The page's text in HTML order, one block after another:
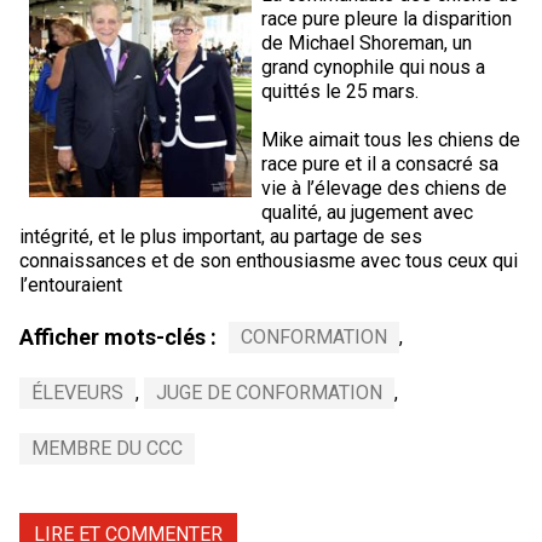
Corgi gallois (Cardigan)
Corgi gallois (Pembroke)
Pumi
Rhodesian ridgeback
Lévrier persan
Shikoku
Chien nu du Pérou (Perro Sin Pelo Del Peru)
Épagneul des champs
Épagneul français
Épagneul d’eau irlandais
Épagneul springer gallois
Terrier wheaten à poil doux
Bull terrier du Staffordshire
Terrier gallois
Terrier blanc du West Highland
Mâtin napolitain
Terre-Neuve
Chien d’eau portugais
Samoyède
race pure pleure la disparition
de Michael Shoreman, un
grand cynophile qui nous a
quittés le 25 mars.
Mike aimait tous les chiens de
race pure et il a consacré sa
vie à l’élevage des chiens de
qualité, au jugement avec
intégrité, et le plus important, au partage de ses
connaissances et de son enthousiasme avec tous ceux qui
l’entouraient
Afficher mots-clés : CONFORMATION ,
ÉLEVEURS , JUGE DE CONFORMATION ,
MEMBRE DU CCC
LIRE ET COMMENTER